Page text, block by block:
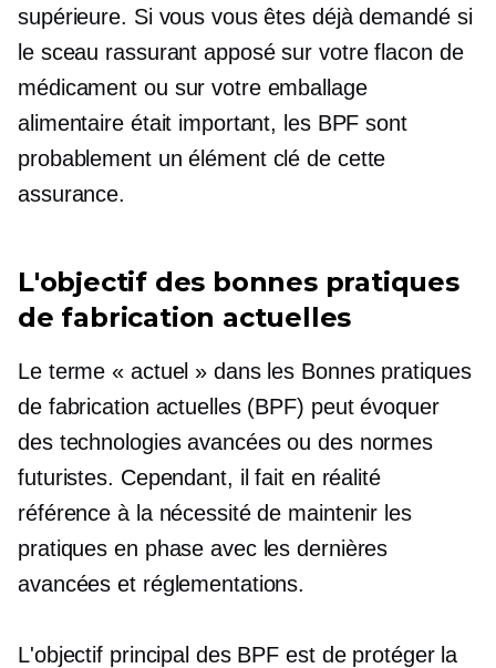
supérieure. Si vous vous êtes déjà demandé si
le sceau rassurant apposé sur votre flacon de
médicament ou sur votre emballage
alimentaire était important, les BPF sont
probablement un élément clé de cette
assurance.
L'objectif des bonnes pratiques
de fabrication actuelles
Le terme « actuel » dans les Bonnes pratiques
de fabrication actuelles (BPF) peut évoquer
des technologies avancées ou des normes
futuristes. Cependant, il fait en réalité
référence à la nécessité de maintenir les
pratiques en phase avec les dernières
avancées et réglementations.
L'objectif principal des BPF est de protéger la